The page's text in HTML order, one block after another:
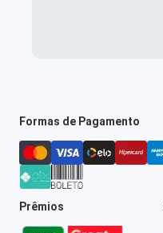
Formas de Pagamento
Prêmios